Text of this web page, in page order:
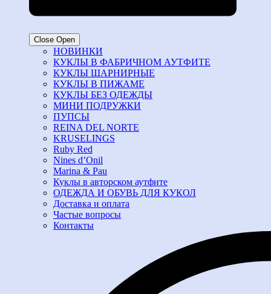
Close Open
НОВИНКИ
КУКЛЫ В ФАБРИЧНОМ АУТФИТЕ
КУКЛЫ ШАРНИРНЫЕ
КУКЛЫ В ПИЖАМЕ
КУКЛЫ БЕЗ ОДЕЖДЫ
МИНИ ПОДРУЖКИ
ПУПСЫ
REINA DEL NORTE
KRUSELINGS
Ruby Red
Nines d’Onil
Marina & Pau
Куклы в авторском аутфите
ОДЕЖДА И ОБУВЬ ДЛЯ КУКОЛ
Доставка и оплата
Частые вопросы
Контакты